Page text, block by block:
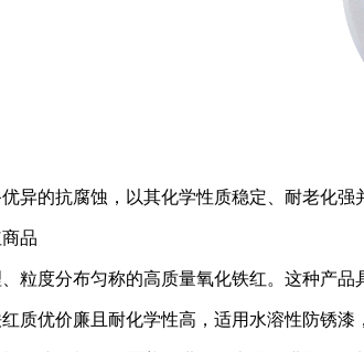
异的抗腐蚀，以其化学性质稳定、耐老化
品
粒度分布匀称的高质量氧化铁红。这种产
质优价廉且耐化学性高，适用水溶性防锈